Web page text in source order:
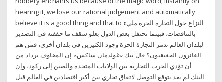
hearing it, we lose our rational judgement and automatically
believe it is a good thing and that to النزاع حول التجارة الحرة مليء
بالتناقضات، فبينما تحتفل بعض الدول بعلو سقف ما حققته في التصدير
لبلدان العالم تدمر التجارة الحرة وجود الكثيرين في بلدان أخرى، فمن هم
الفائزون الحقيقيون؟ قال بنك «غولدمان ساكس» إن المخاوف تزداد من
أن تؤدي الحرب التجارية بين الولايات المتحدة والصين إلى ركود، وإن
البنك لم يعد يتوقع التوصل لاتفاق تجاري بين أكبر اقتصادين في العالم قبل